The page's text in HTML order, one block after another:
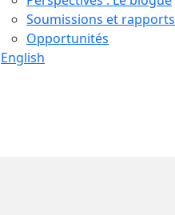
Soumissions et rapports
Opportunités
English